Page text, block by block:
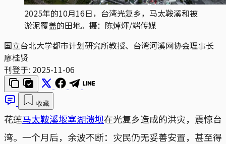
2025年的10月16日，台湾光复乡，马太鞍溪和被
淤泥覆盖的田地。摄：陈焯煇/端传媒
国立台北大学都市计划研究所教授、台湾河溪网协会理事长
廖桂贤
刊登于: 2025-11-06
收藏
花莲马太鞍溪堰塞湖溃坝在光复乡造成的洪灾，震惊台
湾。一个月后，余波不断：灾民仍无妥善安置，甚至得